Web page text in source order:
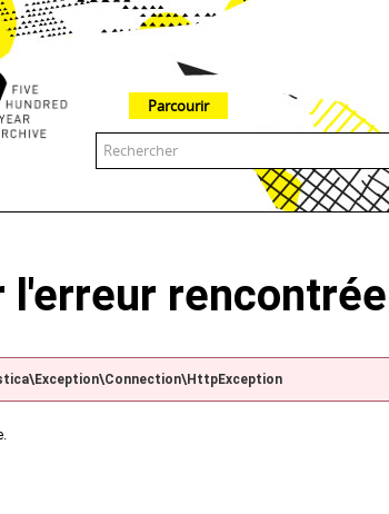
Parcourir
l'erreur rencontrée